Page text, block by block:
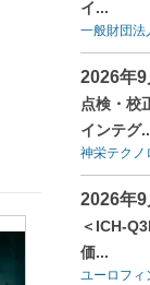
イ...
一般財団法
2026年
点検・校
インテグ
神栄テクノ
2026年
＜ICH-
価...
ユーロフィ